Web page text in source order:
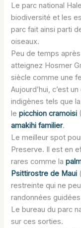
Le parc national
biodiversité et les
parc fait ainsi parti
oiseaux.
Peu de temps
atteignez Hosmer
siècle comme une
Aujourd’hui, c’est
indigènes tels que la
lepicchion cramoisi
amakihi familier.
Le meilleur spot
Preserve. Il est en
rares comme la
Psittirostre de Maui
restreinte qui ne
randonnées
Le bureau du parc
sur ces sorties.